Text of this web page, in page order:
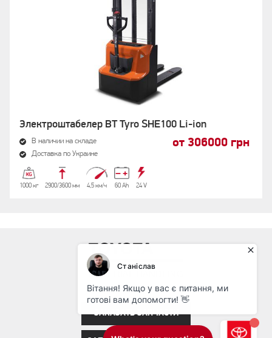
Электроштабелер BT Tyro SHE100 Li-ion
В наличии на складе
Доставка по Украине
от 306000 грн
1000 кг 2900/3600 мм 4,5 км/ч 60 Аh 24 V
ЗАКАЗАТЬ ЗАПЧАСТИ